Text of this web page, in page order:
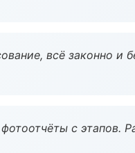
всё законно и
с этапов.